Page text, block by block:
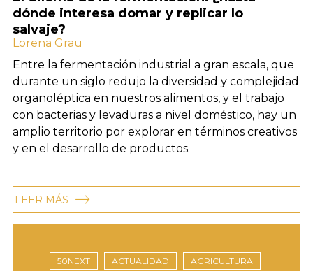
dónde interesa domar y replicar lo
salvaje?
Lorena Grau
Entre la fermentación industrial a gran escala, que
durante un siglo redujo la diversidad y complejidad
organoléptica en nuestros alimentos, y el trabajo
con bacterias y levaduras a nivel doméstico, hay un
amplio territorio por explorar en términos creativos
y en el desarrollo de productos.
LEER MÁS
50NEXT ACTUALIDAD AGRICULTURA